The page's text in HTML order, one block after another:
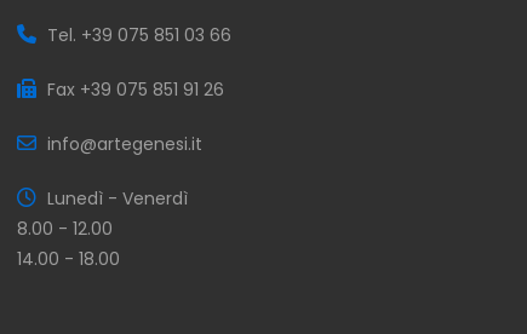
Tel. +39 075 851 03 66
Fax +39 075 851 91 26
info@artegenesi.it
Lunedì - Venerdì
8.00 - 12.00
14.00 - 18.00